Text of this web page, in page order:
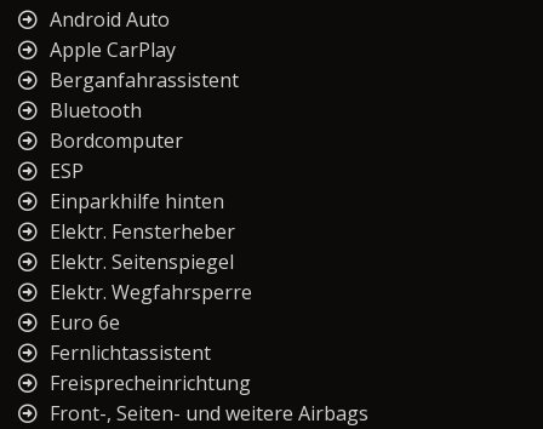
Android Auto
Apple CarPlay
Berganfahrassistent
Bluetooth
Bordcomputer
ESP
Einparkhilfe hinten
Elektr. Fensterheber
Elektr. Seitenspiegel
Elektr. Wegfahrsperre
Euro 6e
Fernlichtassistent
Freisprecheinrichtung
Front-, Seiten- und weitere Airbags